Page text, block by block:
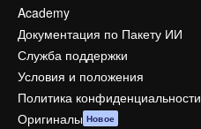
Academy
Документация по Пакету ИИ
Служба поддержки
Условия и положения
Политика конфиденциальности
Оригиналы Новое